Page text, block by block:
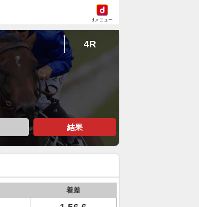
dメニュー
4R
結果
着差